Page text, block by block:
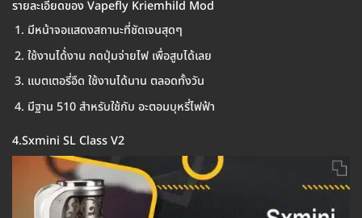
รายละเอียดของ Vapefly Kriemhild Mod
มีหน้าจอแสดงสถานะที่ชัดเจนสุดๆ
ใช้งานได้่งาน กดปุ่มจ่ายไฟ เพื่อสูบได้เลย
แบตเตอรี่อึด ใช้งานได้นาน ตลอดทั้งวัน
มีฐาน 510 สำหรับใช้กับ อะตอมบุหรี่ไฟฟ้า
4.Sxmini SL Class V2